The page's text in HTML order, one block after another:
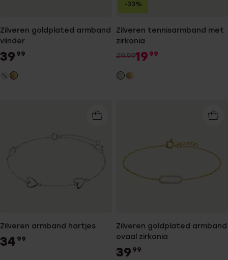
Zilveren goldplated armband
vlinder
39 99
Zilveren tennisarmband met
zirkonia
29.9919 99
-33%
Zilveren armband hartjes
34 99
Zilveren goldplated armband
ovaal zirkonia
39 99